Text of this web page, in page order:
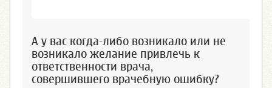
А у вас когда-либо возникало или не
возникало желание привлечь к
ответственности врача,
совершившего врачебную ошибку?